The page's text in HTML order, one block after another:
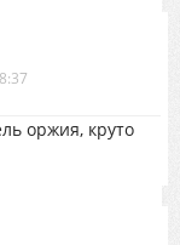
оржия, круто